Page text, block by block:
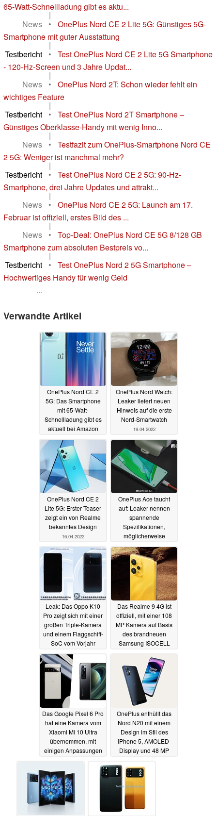
65-Watt-Schnellladung gibt es aktu...
|
News
•
OnePlus Nord CE 2 Lite 5G: Günstiges 5G-
Smartphone mit guter Ausstattung
|
Testbericht
•
Test OnePlus Nord CE 2 Lite 5G Smartphone
- 120-Hz-Screen und 3 Jahre Updat...
|
News
•
OnePlus Nord 2T: Schon wieder fehlt ein
wichtiges Feature
|
Testbericht
•
Test OnePlus Nord 2T Smartphone –
Günstiges Oberklasse-Handy mit wenig Inno...
|
News
•
Testfazit zum OnePlus-Smartphone Nord CE
2 5G: Weniger ist manchmal mehr?
|
Testbericht
•
Test OnePlus Nord CE 2 5G: 90-Hz-
Smartphone, drei Jahre Updates und attrakt...
|
News
•
OnePlus Nord CE 2 5G: Launch am 17.
Februar ist offiziell, erstes Bild des ...
|
News
•
Top-Deal: OnePlus Nord CE 5G 8/128 GB
Smartphone zum absoluten Bestpreis vo...
|
Testbericht
•
Test OnePlus Nord 2 5G Smartphone –
Hochwertiges Handy für wenig Geld
...
Verwandte Artikel
OnePlus Nord CE 2
5G: Das Smartphone
mit 65-Watt-
Schnellladung gibt es
aktuell bei Amazon
14.08.2022
OnePlus Nord Watch:
Leaker liefert neuen
Hinweis auf die erste
Nord-Smartwatch
19.04.2022
OnePlus Nord CE 2
Lite 5G: Erster Teaser
zeigt ein von Realme
bekanntes Design
16.04.2022
OnePlus Ace taucht
auf: Leaker nennen
spannende
Spezifikationen,
möglicherweise
GT Neo 308.04.2022
Leak: Das Oppo K10
Pro zeigt sich mit einer
großen Triple-Kamera
und einem Flaggschiff-
SoC vom Vorjahr
07.04.2022
Das Realme 9 4G ist
offiziell, mit einer 108
MP Kamera auf Basis
des brandneuen
Samsung ISOCELL
07.04.2022
Das Google Pixel 6 Pro
hat eine Kamera vom
Xiaomi Mi 10 Ultra
übernommen, mit
einigen Anpassungen
OnePlus enthüllt das
Nord N20 mit einem
Design im Stil des
iPhone 5, AMOLED-
Display und 48 MP